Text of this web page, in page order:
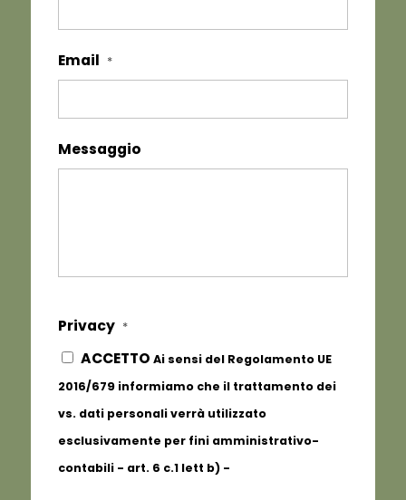
Email *
Messaggio
Privacy *
ACCETTO Ai sensi del Regolamento UE
2016/679 informiamo che il trattamento dei
vs. dati personali verrà utilizzato
esclusivamente per fini amministrativo-
contabili - art. 6 c.1 lett b) -